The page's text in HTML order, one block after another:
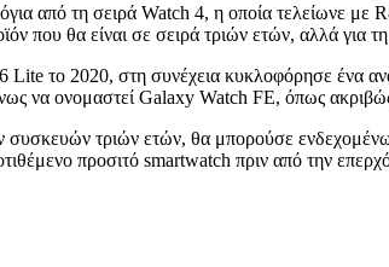
από τη σειρά Watch 4, η οποία τελείωνε
που θα είναι σε σειρά τριών ετών, αλλά για
το 2020, στη συνέχεια κυκλοφόρησε ένα
να ονομαστεί Galaxy Watch FE, όπως
συσκευών τριών ετών, θα μπορούσε
προσιτό smartwatch πριν από την